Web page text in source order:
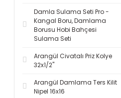
Damla Sulama Seti Pro -
Kangal Boru, Damlama
Borusu Hobi Bahçesi
Sulama Seti
Arangül Civatalı Priz Kolye
32x1/2''
Arangül Damlama Ters Kilit
Nipel 16x16